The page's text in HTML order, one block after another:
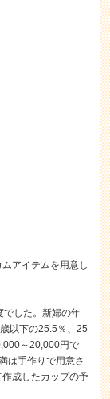
アイテムを用意し
でした。新婦の年
以下の25.5％、25
～20,000円で
は手作りで用意さ
成したカップの予